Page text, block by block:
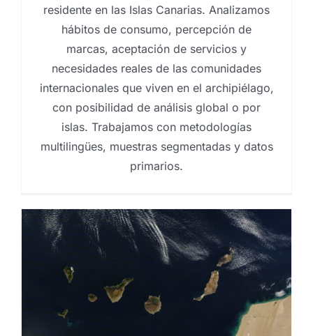
residente en las Islas Canarias. Analizamos
hábitos de consumo, percepción de
marcas, aceptación de servicios y
necesidades reales de las comunidades
internacionales que viven en el archipiélago,
con posibilidad de análisis global o por
islas. Trabajamos con metodologías
multilingües, muestras segmentadas y datos
primarios.